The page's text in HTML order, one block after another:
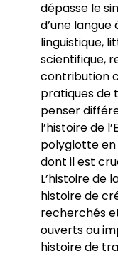
dépasse le
d’une langue
linguistique,
scientifique,
contribution
pratiques de
penser
l’histoire de
polyglotte en
dont il est
L’histoire de
histoire de
recherchés
ouverts ou
histoire de